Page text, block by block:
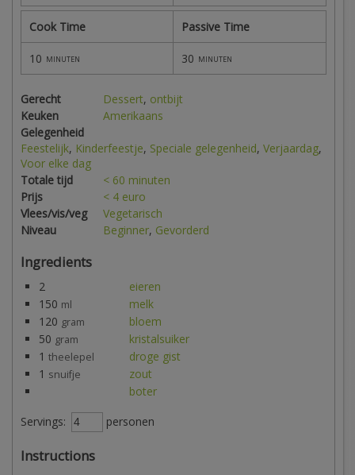
Cook Time Passive Time
10 minuten 30 minuten
Gerecht Dessert, ontbijt
Keuken
Amerikaans
Gelegenheid
Feestelijk, Kinderfeestje, Speciale gelegenheid, Verjaardag,
Voor elke dag
Totale tijd
< 60 minuten
Prijs
< 4 euro
Vlees/vis/veg
Vegetarisch
Niveau
Beginner, Gevorderd
Ingredients
2
eieren
150 ml
melk
120 gram
bloem
50 gram
kristalsuiker
1 theelepel
droge gist
1 snuifje
zout
boter
Servings:
personen
Instructions